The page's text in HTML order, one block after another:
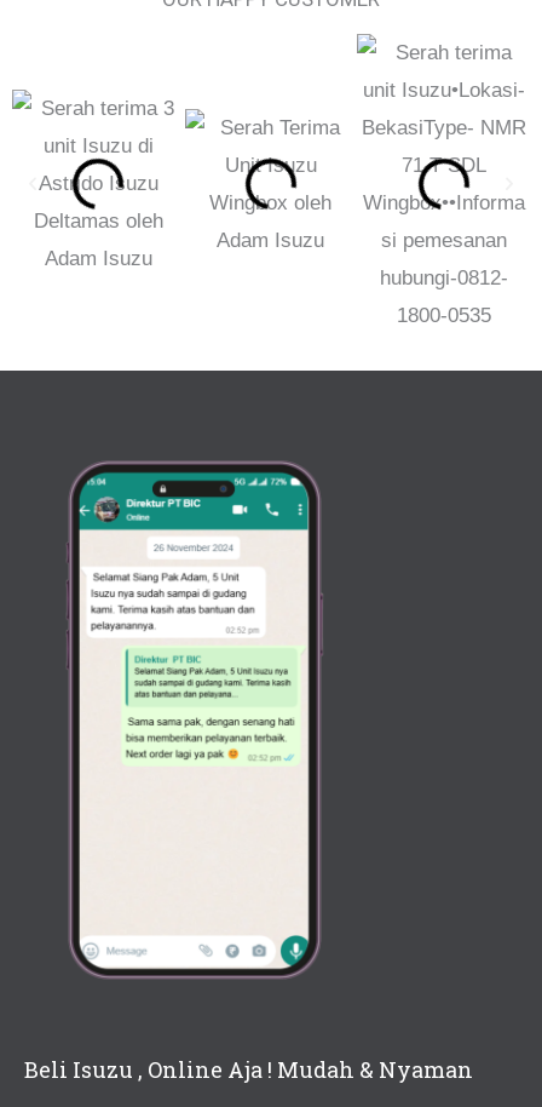
Beli Isuzu , Online Aja ! Mudah & Nyaman